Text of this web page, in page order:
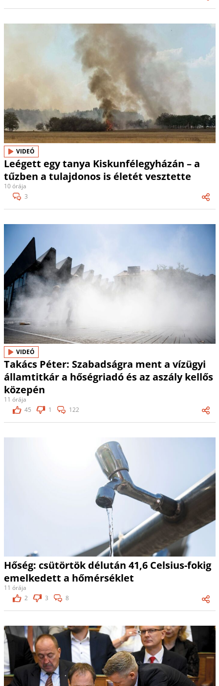
VIDEÓ
Leégett egy tanya Kiskunfélegyházán – a
tűzben a tulajdonos is életét vesztette
10 órája
3
VIDEÓ
Takács Péter: Szabadságra ment a vízügyi
államtitkár a hőségriadó és az aszály kellős
közepén
11 órája
45
1 122
Hőség: csütörtök délután 41,6 Celsius-fokig
emelkedett a hőmérséklet
11 órája
2
3 8